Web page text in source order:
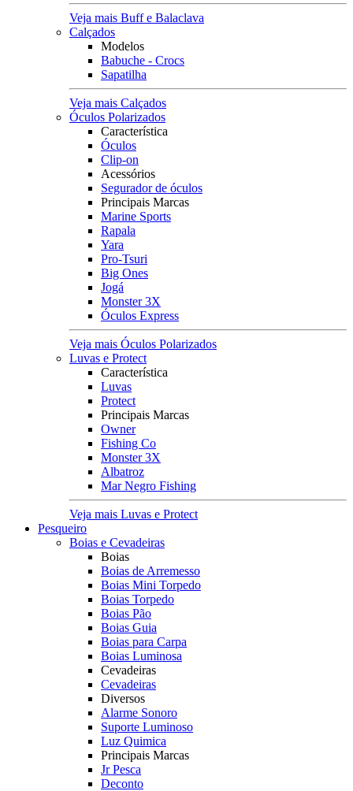
Veja mais Buff e Balaclava
Calçados
Modelos
Babuche - Crocs
Sapatilha
Veja mais Calçados
Óculos Polarizados
Característica
Óculos
Clip-on
Acessórios
Segurador de óculos
Principais Marcas
Marine Sports
Rapala
Yara
Pro-Tsuri
Big Ones
Jogá
Monster 3X
Óculos Express
Veja mais Óculos Polarizados
Luvas e Protect
Característica
Luvas
Protect
Principais Marcas
Owner
Fishing Co
Monster 3X
Albatroz
Mar Negro Fishing
Veja mais Luvas e Protect
Pesqueiro
Boias e Cevadeiras
Boias
Boias de Arremesso
Boias Mini Torpedo
Boias Torpedo
Boias Pão
Boias Guia
Boias para Carpa
Boias Luminosa
Cevadeiras
Cevadeiras
Diversos
Alarme Sonoro
Suporte Luminoso
Luz Quimica
Principais Marcas
Jr Pesca
Deconto